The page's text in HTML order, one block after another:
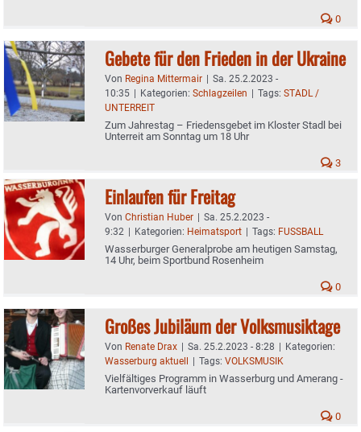
0
Gebete für den Frieden in der Ukraine
Von Regina Mittermair | Sa. 25.2.2023 -
10:35 | Kategorien: Schlagzeilen | Tags: STADL /
UNTERREIT
Zum Jahrestag – Friedensgebet im Kloster Stadl bei
Unterreit am Sonntag um 18 Uhr
3
Einlaufen für Freitag
Von Christian Huber | Sa. 25.2.2023 -
9:32 | Kategorien: Heimatsport | Tags: FUSSBALL
Wasserburger Generalprobe am heutigen Samstag,
14 Uhr, beim Sportbund Rosenheim
0
Großes Jubiläum der Volksmusiktage
Von Renate Drax | Sa. 25.2.2023 - 8:28 | Kategorien:
Wasserburg aktuell | Tags: VOLKSMUSIK
Vielfältiges Programm in Wasserburg und Amerang -
Kartenvorverkauf läuft
0